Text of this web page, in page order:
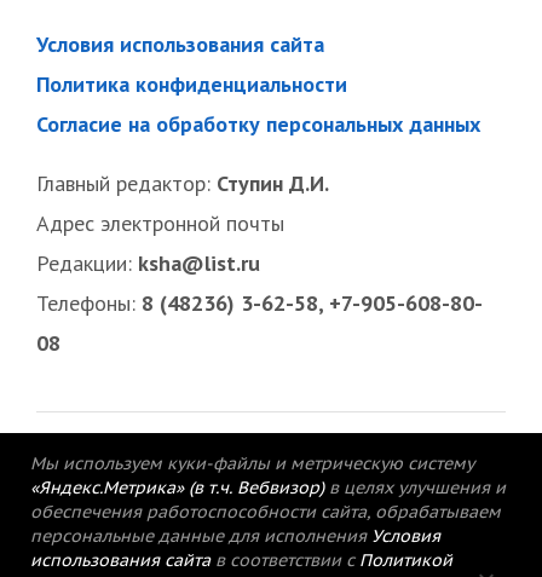
Условия использования сайта
Политика конфиденциальности
Согласие на обработку персональных данных
Главный редактор: Ступин Д.И.
Адрес электронной почты
Редакции: ksha@list.ru
Телефоны: 8 (48236) 3-62-58, +7-905-608-80-
08
Мы используем куки-файлы и метрическую систему
«Яндекс.Метрика» (в т.ч. Вебвизор) в целях улучшения и
обеспечения работоспособности сайта, обрабатываем
персональные данные для исполнения Условия
использования сайтав соответствии с Политикой